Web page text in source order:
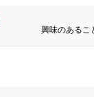
興味のあるこ